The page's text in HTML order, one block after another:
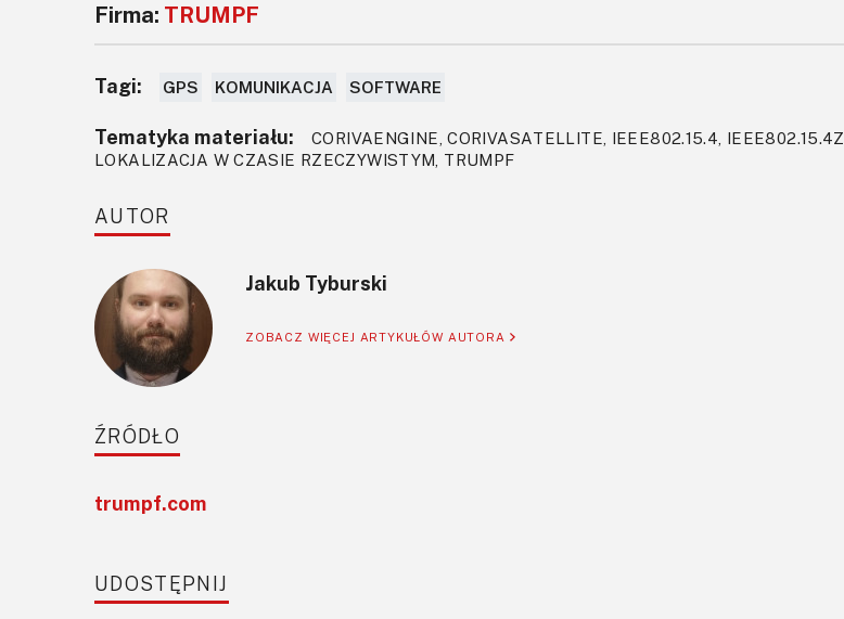
Firma: TRUMPF
Tagi: GPS KOMUNIKACJA SOFTWARE
Tematyka materiału:
CORIVAENGINE, CORIVASATELLITE, IEEE802.15.4, IEEE802.15.4Z,
LOKALIZACJA W CZASIE RZECZYWISTYM, TRUMPF
AUTOR
Jakub Tyburski
ZOBACZ WIĘCEJ ARTYKUŁÓW AUTORA
ŹRÓDŁO
trumpf.com
UDOSTĘPNIJ